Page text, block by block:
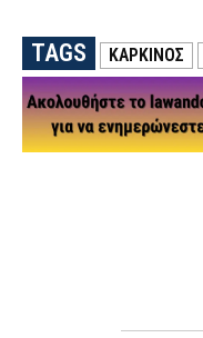
TAGS ΚΑΡΚΙΝΟΣ